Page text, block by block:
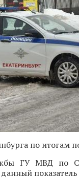
по итогам
ГУ МВД по
показатель